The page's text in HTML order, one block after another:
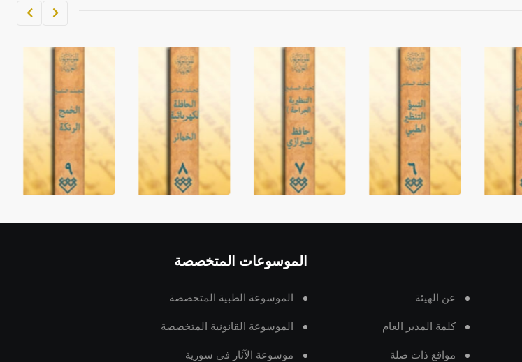
عن الهيئة
كلمة المدير العام
مواقع ذات صلة
الموسوعات المتخصصة
الموسوعة الطبية المتخصصة
الموسوعة القانونية المتخصصة
موسوعة الآثار في سورية